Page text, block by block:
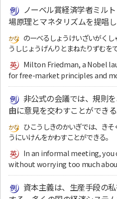
ノーベル賞経済学者ミル
場原理とマネタリズムを提唱し
のーべるしょうけいざいがく
うしじょうげんりとまねたりずむを
Milton Friedman, a Nobel
for free-market principles and
非公式の会議では、規則
由に意見を交わすことができる
ひこうしきのかいぎでは、き
うにいけんをかわすことができる。
In an informal meeting, you
without worrying too much
資本主義は、生産手段の